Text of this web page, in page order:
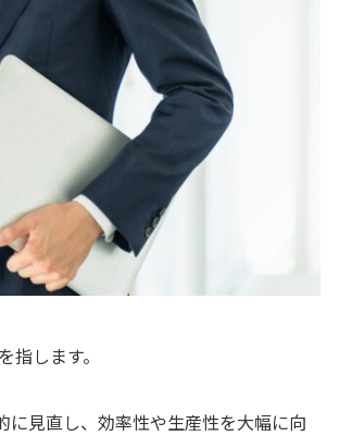
します。
見直し、効率性や生産性を大幅に向